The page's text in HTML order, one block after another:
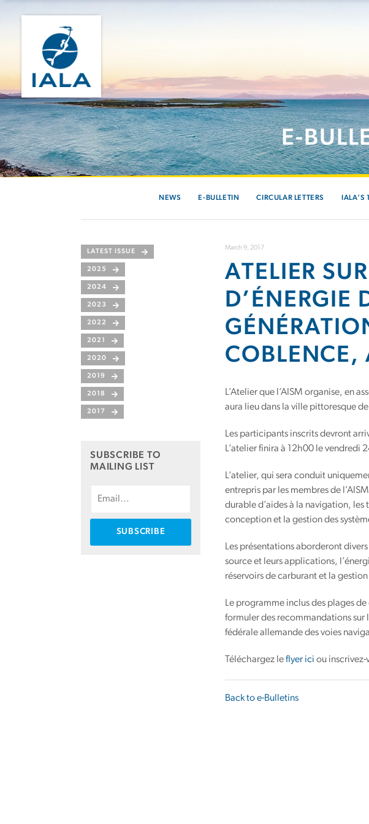
E-
NEWS E-BULLETIN CIRCULAR LETTERS
LATEST ISSUE
2025
2024
2023
2022
2021
2020
2019
2018
2017
SUBSCRIBE TO
MAILING LIST
March 9, 2017
ATELIER
D’ÉNERGIE
COBLENCE,
L’Atelier que l’AISM organise, en
aura lieu dans la ville pittoresque
Les participants inscrits devront
L’atelier finira à 12h00 le vendredi
L’atelier, qui sera conduit
entrepris par les membres de
durable d’aides à la navigation,
conception et la gestion des
Les présentations aborderont
source et leurs applications,
réservoirs de carburant et la gestion
Le programme inclus des plages
formuler des recommandations
fédérale allemande des voies
Téléchargez leflyer ici ou inscrivez-
Back to e-Bulletins